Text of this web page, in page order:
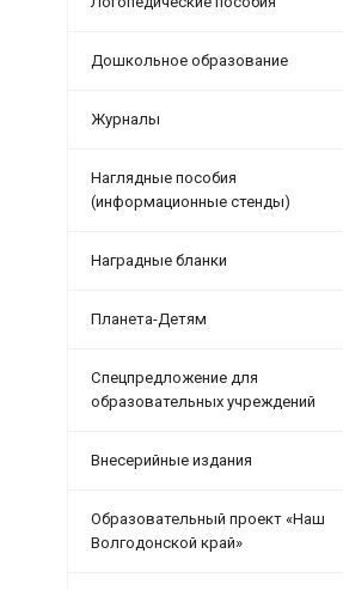
Дошкольное образование
Журналы
Наглядные пособия
(информационные стенды)
Наградные бланки
Планета-Детям
Спецпредложение для
образовательных учреждений
Внесерийные издания
Образовательный проект «Наш
Волгодонской край»